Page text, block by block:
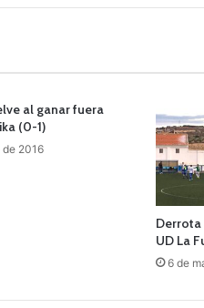
al ganar fuera
(0-1)
de 2016
Derrota
UD La
6 de